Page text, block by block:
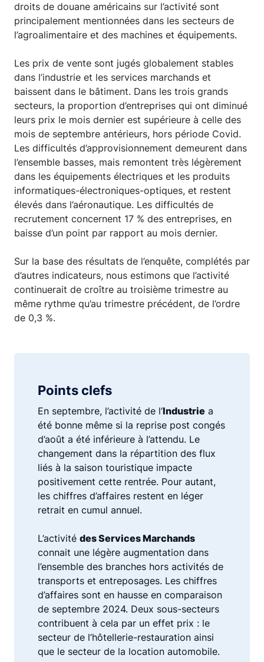
droits de douane américains sur l’activité sont
principalement mentionnées dans les secteurs de
l’agroalimentaire et des machines et équipements.
Les prix de vente sont jugés globalement stables
dans l’industrie et les services marchands et
baissent dans le bâtiment. Dans les trois grands
secteurs, la proportion d’entreprises qui ont diminué
leurs prix le mois dernier est supérieure à celle des
mois de septembre antérieurs, hors période Covid.
Les difficultés d’approvisionnement demeurent dans
l’ensemble basses, mais remontent très légèrement
dans les équipements électriques et les produits
informatiques-électroniques-optiques, et restent
élevés dans l’aéronautique. Les difficultés de
recrutement concernent 17 % des entreprises, en
baisse d’un point par rapport au mois dernier.
Sur la base des résultats de l’enquête, complétés par
d’autres indicateurs, nous estimons que l’activité
continuerait de croître au troisième trimestre au
même rythme qu’au trimestre précédent, de l’ordre
de 0,3 %.
Points clefs
En septembre, l’activité de l’Industrie a
été bonne même si la reprise post congés
d’août a été inférieure à l’attendu. Le
changement dans la répartition des flux
liés à la saison touristique impacte
positivement cette rentrée. Pour autant,
les chiffres d’affaires restent en léger
retrait en cumul annuel.
L’activité des Services Marchands
connait une légère augmentation dans
l’ensemble des branches hors activités de
transports et entreposages. Les chiffres
d’affaires sont en hausse en comparaison
de septembre 2024. Deux sous-secteurs
contribuent à cela par un effet prix : le
secteur de l’hôtellerie-restauration ainsi
que le secteur de la location automobile.